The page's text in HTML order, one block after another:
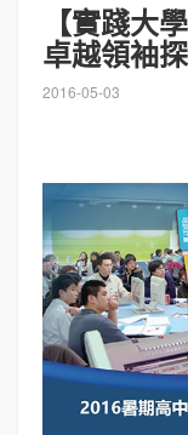
【實踐大
卓越領袖
2016-05-03